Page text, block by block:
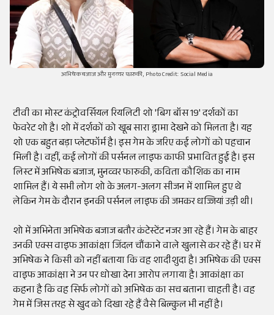
अभिषेक बजाज और मुनव्वर फारुकी, Photo Credit: Social Media
टीवी का मोस्ट कंट्रोवर्सियल रियलिटी शो 'बिग बॉस 19' दर्शकों का
फेवरेट शो है। शो में दर्शकों को खूब सारा ड्रामा देखने को मिलता है। यह
शो एक बहुत बड़ा प्लेटफॉर्म है। इस गेम के जरिए कई लोगों को पहचान
मिली है। वहीं, कई लोगों की पर्सनल लाइफ काफी प्रभावित हुई है। इस
लिस्ट में अभिषेक बजाज, मुनव्वर फारुकी, कविता कौशिक का नाम
शामिल हैं। ये सभी लोग शो के अलग-अलग सीजन में शामिल हुए थे
लेकिन गेम के दौरान इनकी पर्सनल लाइफ की जमकर धज्जियां उड़ी थी।
शो में अभिनेता अभिषेक बजाज बतौर कंटेस्टेंट नजर आ रहे हैं। गेम के बाहर
उनकी एक्स वाइफ आकांक्षा जिंदल चौंकाने वाले खुलासे कर रहे हैं। घर में
अभिषेक ने किसी को नहीं बताया कि वह शादीशुदा है। अभिषेक की एक्स
वाइफ आकांक्षा ने उन पर धोखा देना आरोप लगाया है। आकांक्षा का
कहना है कि वह सिर्फ लोगों को अभिषेक का सच बताना चाहती है। वह
गेम में जिस तरह से खुद को दिखा रहे हैं वैसे बिल्कुल भी नहीं है।